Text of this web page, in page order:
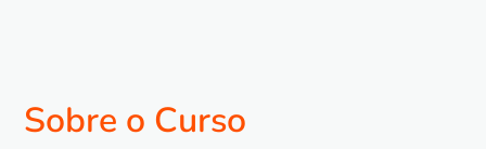
Voltar
Sobre o Curso